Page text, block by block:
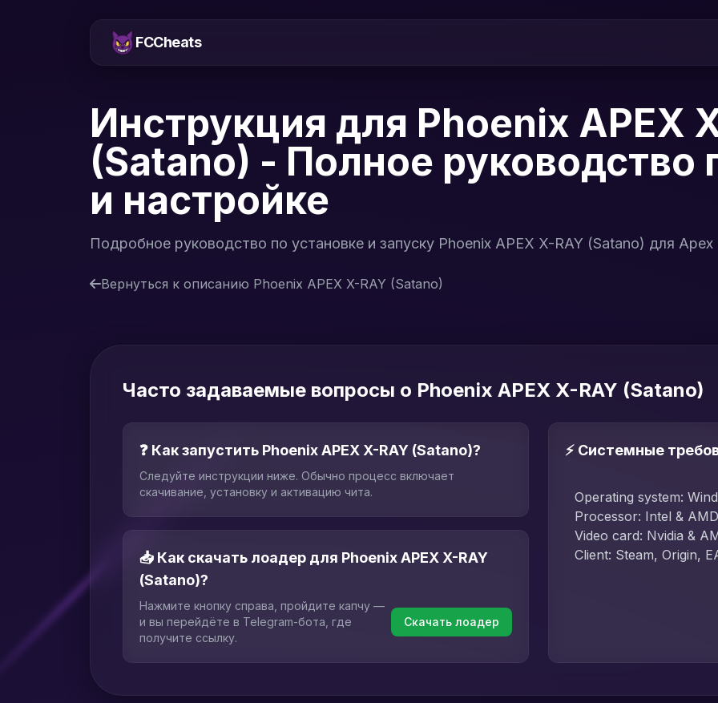
FCCheats
Инструкция для Phoenix APEX
(Satano) - Полное руководство
и настройке
Подробное руководство по установке и запуску Phoenix APEX X-RAY (Satano) для Apex
Вернуться к описанию Phoenix APEX X-RAY (Satano)
Часто задаваемые вопросы о Phoenix APEX X-RAY (Satano)
❓ Как запустить Phoenix APEX X-RAY (Satano)?
Следуйте инструкции ниже. Обычно процесс включает
скачивание, установку и активацию чита.
📥 Как скачать лоадер для Phoenix APEX X-RAY
(Satano)?
Нажмите кнопку справа, пройдите капчу —
и вы перейдёте в Telegram-бота, где
получите ссылку.
Скачать лоадер
⚡ Системные
Operating system:
Processor: Intel & AMD
Video card: Nvidia &
Client: Steam, Origin,